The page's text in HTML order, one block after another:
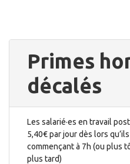
Primes
décalés
Les salarié·es en travail
5,40€ par jour dès lors
commençant à 7h (ou plus
plus tard)